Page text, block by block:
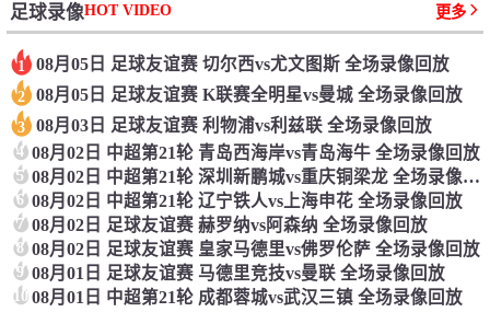
足球录像HOT VIDEO 更多
1 08月05日 足球友谊赛 切尔西vs尤文图斯 全场录像回放
2 08月05日 足球友谊赛 K联赛全明星vs曼城 全场录像回放
3 08月03日 足球友谊赛 利物浦vs利兹联 全场录像回放
4 08月02日 中超第21轮 青岛西海岸vs青岛海牛 全场录像回放
5 08月02日 中超第21轮 深圳新鹏城vs重庆铜梁龙 全场录像回放
6 08月02日 中超第21轮 辽宁铁人vs上海申花 全场录像回放
7 08月02日 足球友谊赛 赫罗纳vs阿森纳 全场录像回放
8 08月02日 足球友谊赛 皇家马德里vs佛罗伦萨 全场录像回放
9 08月01日 足球友谊赛 马德里竞技vs曼联 全场录像回放
1008月01日 中超第21轮 成都蓉城vs武汉三镇 全场录像回放